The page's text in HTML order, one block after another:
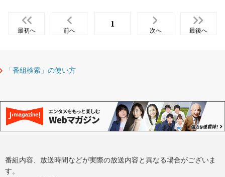
最初へ 前へ
1
次へ 最後へ
「番組検索」の使い方
番組内容、放送時間などが実際の放送内容と異なる場合がございま
す。